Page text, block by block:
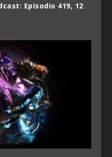
Episodio 419, 12